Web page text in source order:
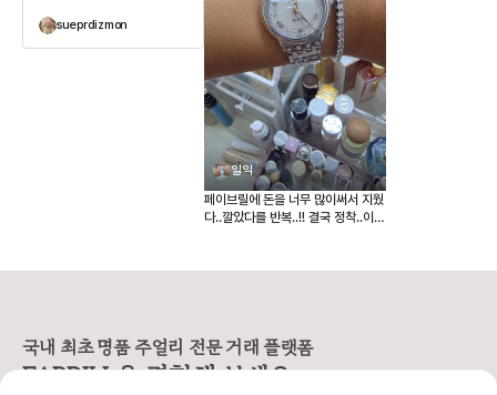
sueprdizmon
일익
페이브릴에 돈을 너무 많이써서 지웠
다..깔았다를 반복..!! 결국 정착..이제
체에여! 찰떡이에요 위시템 장착했어
국내 최초 명품 주얼리 전문 거래 플랫폼
FABRILL을 경험해 보세요.